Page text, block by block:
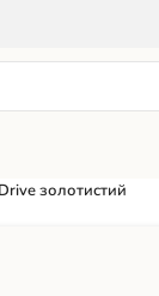
золотистий